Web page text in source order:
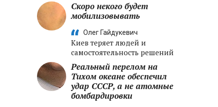
Скоро некого будет
мобилизовывать
Олег Гайдукевич
Киев теряет людей и
самостоятельность решений
Реальный перелом на
Тихом океане обеспечил
удар СССР, а не атомные
бомбардировки